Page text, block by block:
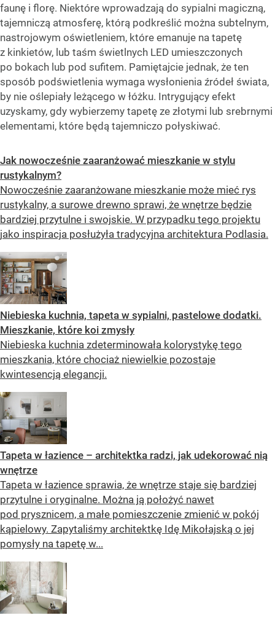
faunę i florę. Niektóre wprowadzają do sypialni magiczną,
tajemniczą atmosferę, którą podkreślić można subtelnym,
nastrojowym oświetleniem, które emanuje na tapetę
z kinkietów, lub taśm świetlnych LED umieszczonych
po bokach lub pod sufitem. Pamiętajcie jednak, że ten
sposób podświetlenia wymaga wysłonienia źródeł świata,
by nie oślepiały leżącego w łóżku. Intrygujący efekt
uzyskamy, gdy wybierzemy tapetę ze złotymi lub srebrnymi
elementami, które będą tajemniczo połyskiwać.
Jak nowocześnie zaaranżować mieszkanie w stylu
rustykalnym?
Nowocześnie zaaranżowane mieszkanie może mieć rys
rustykalny, a surowe drewno sprawi, że wnętrze będzie
bardziej przytulne i swojskie. W przypadku tego projektu
jako inspiracja posłużyła tradycyjna architektura Podlasia.
Niebieska kuchnia, tapeta w sypialni, pastelowe dodatki.
Mieszkanie, które koi zmysły
Niebieska kuchnia zdeterminowała kolorystykę tego
mieszkania, które chociaż niewielkie pozostaje
kwintesencją elegancji.
Tapeta w łazience – architektka radzi, jak udekorować nią
wnętrze
Tapeta w łazience sprawia, że wnętrze staje się bardziej
przytulne i oryginalne. Można ją położyć nawet
pod prysznicem, a małe pomieszczenie zmienić w pokój
kąpielowy. Zapytaliśmy architektkę Idę Mikołajską o jej
pomysły na tapetę w...